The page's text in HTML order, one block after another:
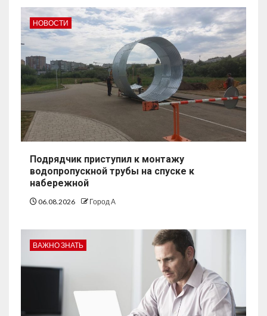
НОВОСТИ
Подрядчик приступил к монтажу
водопропускной трубы на спуске к
набережной
06.08.2026 Город А
ВАЖНО ЗНАТЬ